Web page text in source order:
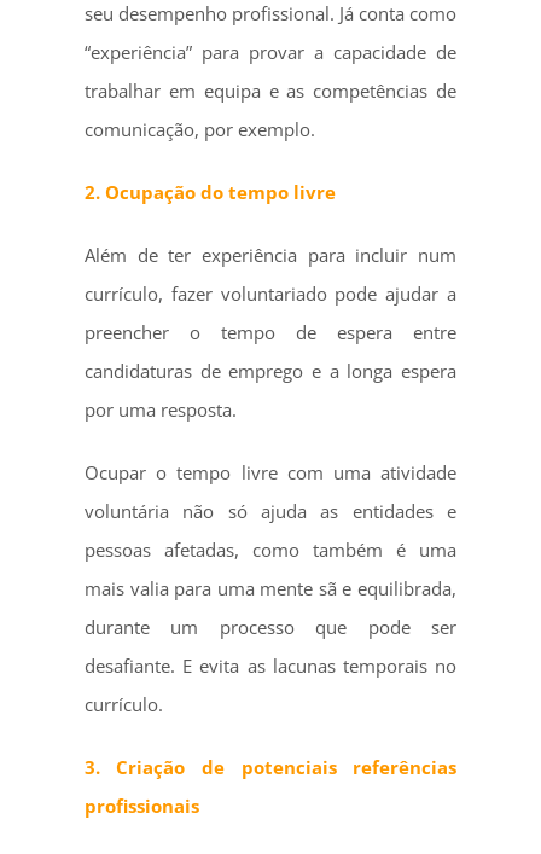
seu desempenho profissional. Já conta como
“experiência” para provar a capacidade de
trabalhar em equipa e as competências de
comunicação, por exemplo.
2. Ocupação do tempo livre
Além de ter experiência para incluir num
currículo, fazer voluntariado pode ajudar a
preencher o tempo de espera entre
candidaturas de emprego e a longa espera
por uma resposta.
Ocupar o tempo livre com uma atividade
voluntária não só ajuda as entidades e
pessoas afetadas, como também é uma
mais valia para uma mente sã e equilibrada,
durante um processo que pode ser
desafiante. E evita as lacunas temporais no
currículo.
3. Criação de potenciais referências
profissionais